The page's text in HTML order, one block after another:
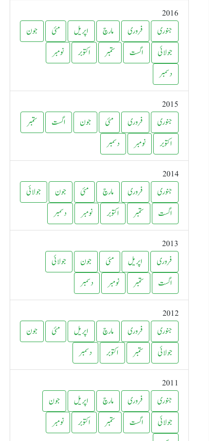
2016
جنوری
فروری مارچ اپریل مئی
جون
جولائی
اگست ستمبر اکتوبر
نومبر
دسمبر
2015
جنوری
فروری مئی جون اگست
ستمبر
اکتوبر
نومبر دسمبر
2014
جنوری
فروری مارچ مئی جون
جولائی
اگست
ستمبر اکتوبر نومبر دسمبر
2013
فروری
اپریل مئی جون
جولائی
اگست
ستمبر نومبر دسمبر
2012
جنوری
فروری مارچ اپریل مئی
جون
جولائی
ستمبر اکتوبر دسمبر
2011
جنوری
فروری مارچ اپریل
جون
جولائی
اگست ستمبر اکتوبر
نومبر